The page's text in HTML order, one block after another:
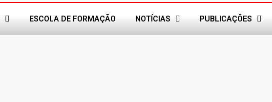
ESCOLA DE FORMAÇÃO NOTÍCIAS PUBLICAÇÕES